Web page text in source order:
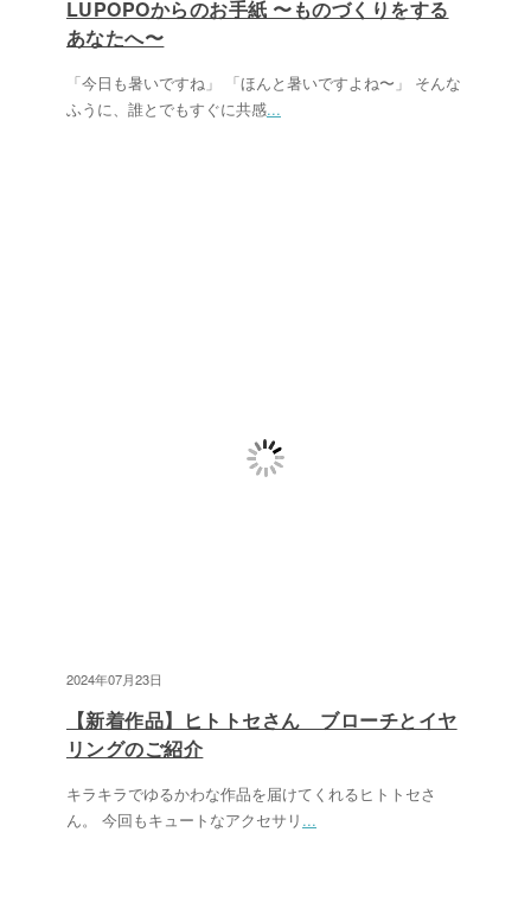
LUPOPOからのお手紙 〜ものづくりをする
あなたへ〜
「今日も暑いですね」 「ほんと暑いですよね〜」 そんな
ふうに、誰とでもすぐに共感...
2024年07月23日
【新着作品】ヒトトセさん ブローチとイヤ
リングのご紹介
キラキラでゆるかわな作品を届けてくれるヒトトセさ
ん。 今回もキュートなアクセサリ ...